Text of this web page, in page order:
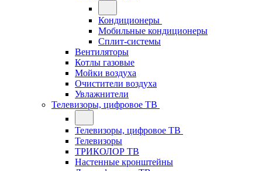
Кондиционеры
Мобильные кондиционеры
Сплит-системы
Вентиляторы
Котлы газовые
Мойки воздуха
Очистители воздуха
Увлажнители
Телевизоры, цифровое ТВ
Телевизоры, цифровое ТВ
Телевизоры
ТРИКОЛОР ТВ
Настенные кронштейны